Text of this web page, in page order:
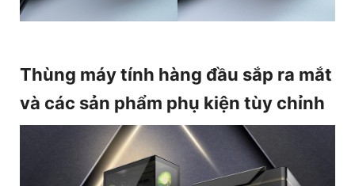
Thùng máy tính hàng đầu sắp ra mắt
và các sản phẩm phụ kiện tùy chỉnh